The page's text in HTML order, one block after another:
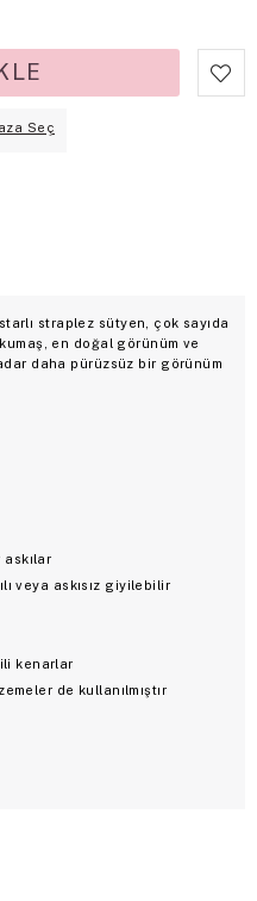
Seç
straplez sütyen, çok sayıda
en doğal görünüm ve
daha pürüzsüz bir görünüm
askılar
veya askısız giyilebilir
kenarlar
de kullanılmıştır